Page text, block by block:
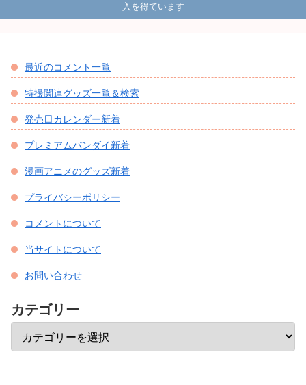
入を得ています
最近のコメント一覧
特撮関連グッズ一覧＆検索
発売日カレンダー新着
プレミアムバンダイ新着
漫画アニメのグッズ新着
プライバシーポリシー
コメントについて
当サイトについて
お問い合わせ
カテゴリー